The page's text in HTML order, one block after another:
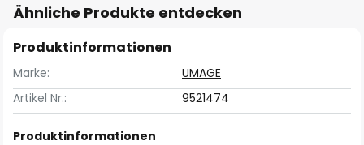
Ähnliche Produkte entdecken
Produktinformationen
Marke:
UMAGE
Artikel Nr.:
9521474
Produktinformationen